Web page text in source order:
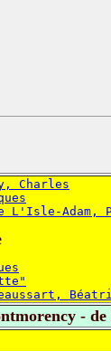
Charles
Adam,
- de